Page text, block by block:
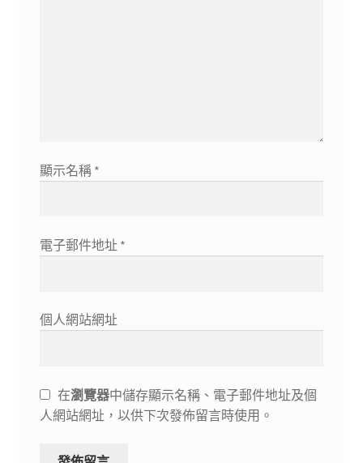
顯示名稱 *
電子郵件地址 *
個人網站網址
在瀏覽器中儲存顯示名稱、電子郵件地址及個
人網站網址，以供下次發佈留言時使用。